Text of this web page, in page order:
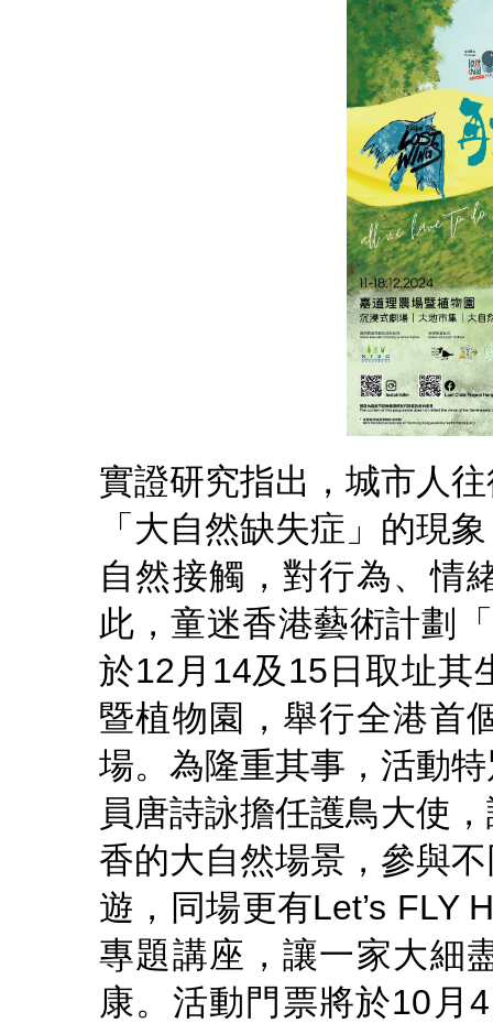
實證研究指出，城市人
「大自然缺失症」的現
自然接觸，對行為、情
此，童迷香港藝術計劃
於12月14及15日取址其
暨植物園，舉行全港首
場。為隆重其事，活動
員唐詩詠擔任護鳥大使
香的大自然場景，參與
遊，同場更有Let’s FLY
專題講座，讓一家大細
康。活動門票將於10月